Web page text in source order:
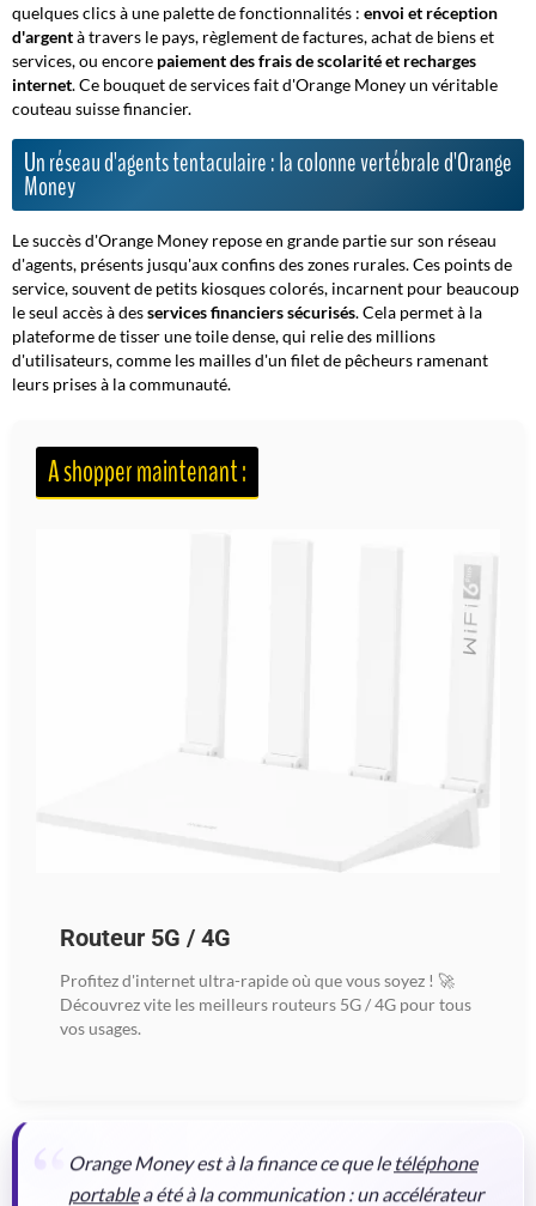
quelques clics à une palette de fonctionnalités : envoi et réception
d'argentà travers le pays, règlement de factures, achat de biens et
services, ou encore paiement des frais de scolarité et recharges
internet. Ce bouquet de services fait d'Orange Money un véritable
couteau suisse financier.
Un réseau d'agents tentaculaire : la colonne vertébrale d'Orange
Money
Le succès d'Orange Money repose en grande partie sur son réseau
d'agents, présents jusqu'aux confins des zones rurales. Ces points de
service, souvent de petits kiosques colorés, incarnent pour beaucoup
le seul accès à desservices financiers sécurisés. Cela permet à la
plateforme de tisser une toile dense, qui relie des millions
d'utilisateurs, comme les mailles d'un filet de pêcheurs ramenant
leurs prises à la communauté.
A shopper maintenant :
Routeur 5G / 4G
Profitez d'internet ultra-rapide où que vous soyez ! 🚀
Découvrez vite les meilleurs routeurs 5G / 4G pour tous
vos usages.
Orange Money est à la finance ce que le téléphone
portablea été à la communication : un accélérateur